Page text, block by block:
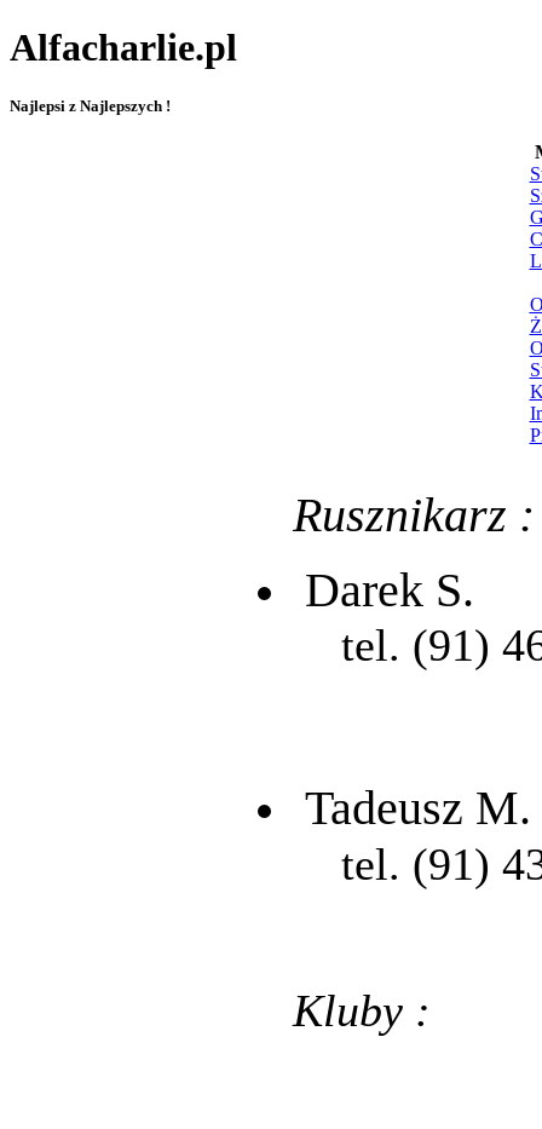
Alfacharlie.pl
Najlepsi z Najlepszych !
Rusznikarz :
Darek S.
tel. (91)
Tadeusz M.
tel. (91)
Kluby :